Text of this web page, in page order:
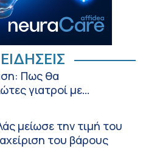
(Metropolitan
και καλοκαίρι –
Ντυνάν): H θερμική
την ομαλή
αλυσίδας των
του καλοκαιριού
Πως θα
γιατροί με
συστήματος
μείωσε την τιμή του
του βάρους